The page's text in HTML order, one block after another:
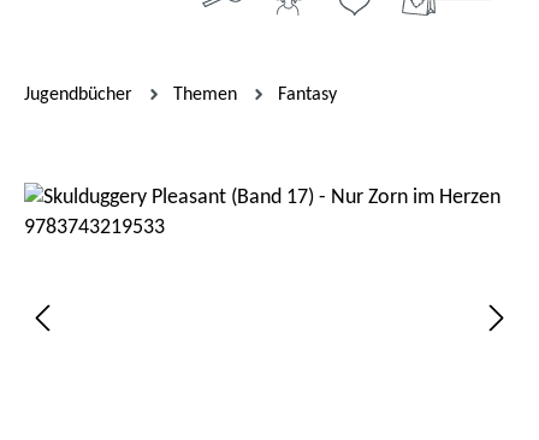
Jugendbücher Themen Fantasy
Bildergalerie überspringen